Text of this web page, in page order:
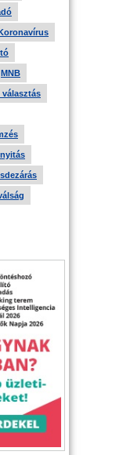
Koronavírus
MNB
választás